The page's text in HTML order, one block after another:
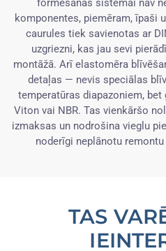
formēšanas sistēmai nav
komponentes, piemēram, īpaši
caurules tiek savienotas ar
uzgriezni, kas jau sevi
montāžā. Arī elastomēra
detaļas — nevis speciālas
temperatūras diapazoniem, bet
Viton vai NBR. Tas vienkāršo
izmaksas un nodrošina vieglu
noderīgi neplānotu
TAS